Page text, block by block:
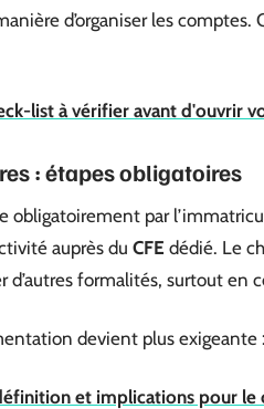
d’organiser les comptes.
list à vérifier avant d'ouvrir
: étapes obligatoires
obligatoirement par
auprès du CFE dédié. Le
d’autres formalités, surtout en
devient plus exigeante :
et implications pour